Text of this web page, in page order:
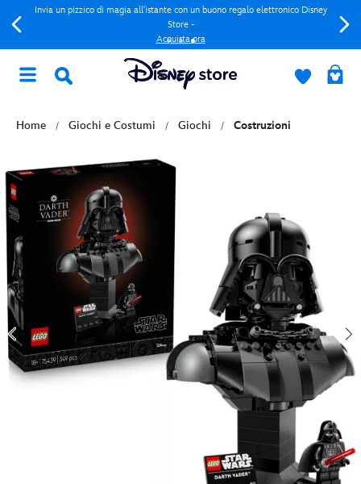
Invia un pizzico di magia all'istante con un buono regalo elettronico Disney
Store -
Acquista ora
Home Giochi e Costumi Giochi Costruzioni